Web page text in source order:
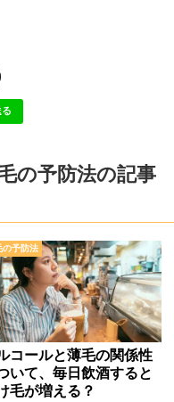
の予防法の記事
の予防法
コールと薄毛の関係性
いて、毎日飲酒すると
毛が増える？